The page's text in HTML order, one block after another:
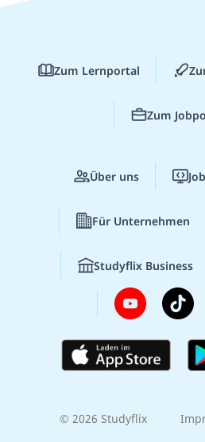
Zum Lernportal
Zum
Über uns
Für Unternehmen
Studyflix Business
© 2026 Studyflix